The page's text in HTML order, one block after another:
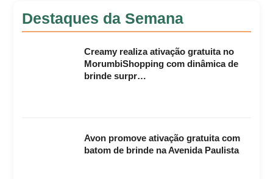
Destaques da Semana
Creamy realiza ativação gratuita no
MorumbiShopping com dinâmica de
brinde surpr…
Avon promove ativação gratuita com
batom de brinde na Avenida Paulista